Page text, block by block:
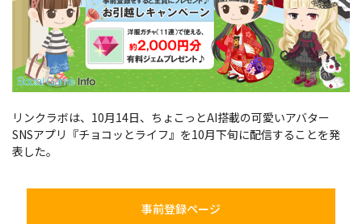
リンクラボは、10月14日、ちょこっとAI搭載の可愛いアバター
SNSアプリ『チョコッとライフ』を10月下旬に配信することを発
表した。
事前登録ページ